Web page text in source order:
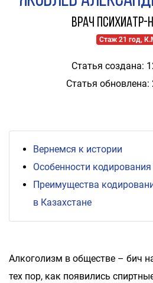
Врач психиатр-
Стаж 21 год,
Статья создана:
Статья обновлена:
Вернемся к истории
Особенности
Преимущества
в Казахстане
Алкоголизм в обществе – бич
тех пор, как появились